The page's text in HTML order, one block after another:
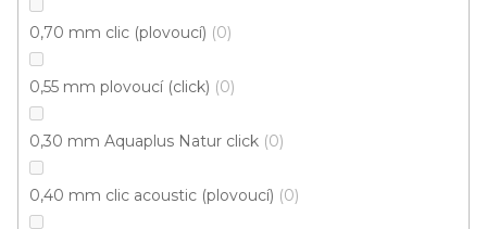
0,70 mm clic (plovoucí) 0
0,55 mm plovoucí (click) 0
0,30 mm Aquaplus Natur click 0
0,40 mm clic acoustic (plovoucí) 0
Dárkové poukazy